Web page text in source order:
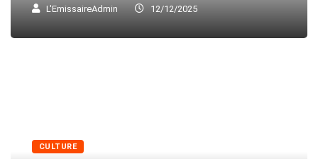
L'EmissaireAdmin 12/12/2025
CULTURE